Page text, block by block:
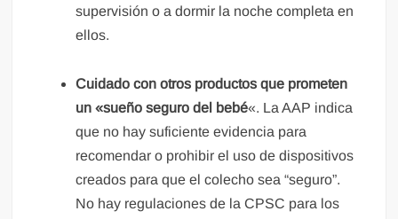
supervisión o a dormir la noche completa en
ellos.
Cuidado con otros productos que prometen
un «sueño seguro del bebé«. La AAP indica
que no hay suficiente evidencia para
recomendar o prohibir el uso de dispositivos
creados para que el colecho sea “seguro”.
No hay regulaciones de la CPSC para los